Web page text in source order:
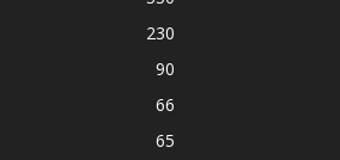
230
90
66
65